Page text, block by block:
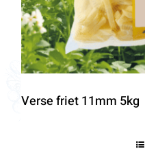
Verse friet 11mm 5kg